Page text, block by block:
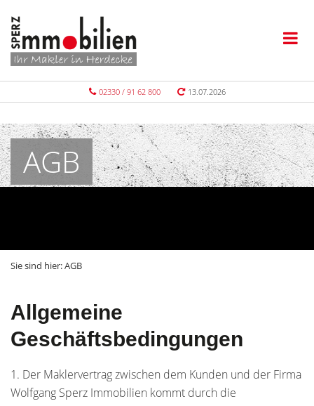
02330 / 91 62 800 13.07.2026
AGB
Sie sind hier:AGB
Allgemeine
Geschäftsbedingungen
1. Der Maklervertrag zwischen dem Kunden und der Firma
Wolfgang Sperz Immobilien kommt durch die